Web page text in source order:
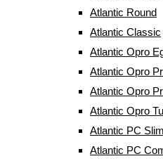
Atlantic Round
Atlantic Classic
Atlantic Opro
Atlantic Opro
Atlantic Opro
Atlantic Opro
Atlantic PC Slim
Atlantic PC
Slim VM 30
(48791030)
Steatite Slim VM 30 D325-2-BC